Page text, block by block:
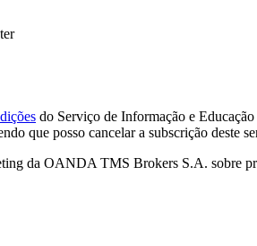
do Serviço de Informação e
que posso cancelar a subscrição deste
da OANDA TMS Brokers S.A. sobre